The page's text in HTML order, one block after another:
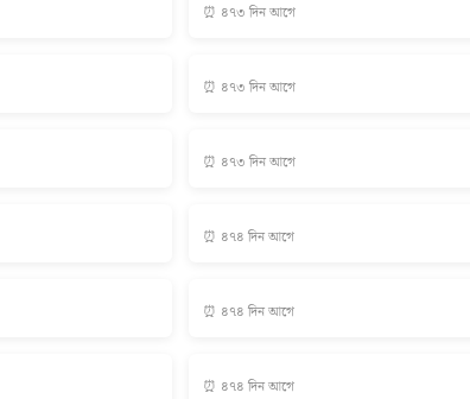
⏰ ৪৭৩ দিন আগে
⏰ ৪৭৩ দিন আগে
⏰ ৪৭৩ দিন আগে
⏰ ৪৭৪ দিন আগে
⏰ ৪৭৪ দিন আগে
⏰ ৪৭৪ দিন আগে